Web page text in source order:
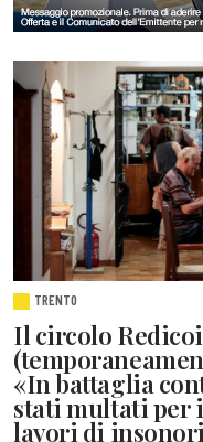
TRENTO
Il circolo
«In battaglia
stati multati per
lavori di